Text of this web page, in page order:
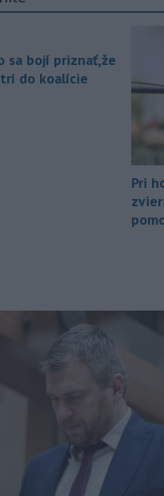
sa bojí priznať,že
do koalície
Pri